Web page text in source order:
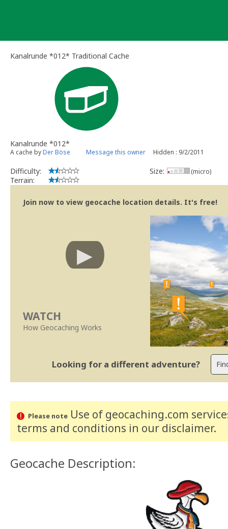
Kanalrunde *012* Traditional Cache
Kanalrunde *012*
A cache byDer Böse Message this owner Hidden : 9/2/2011
Difficulty:
Terrain:
Size: (micro)
Join now to view geocache location details. It's free!
WATCH
How Geocaching Works
Looking for a different adventure?
Please noteUse of geocaching.com
terms and conditions in our disclaimer.
Geocache Description: